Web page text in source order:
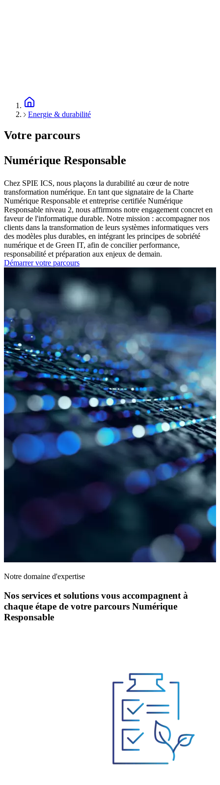
Energie & durabilité
Votre parcours
Numérique Responsable
Chez SPIE ICS, nous plaçons la durabilité au cœur de notre
transformation numérique. En tant que signataire de la Charte
Numérique Responsable et entreprise certifiée Numérique
Responsable niveau 2, nous affirmons notre engagement concret en
faveur de l'informatique durable. Notre mission : accompagner nos
clients dans la transformation de leurs systèmes informatiques vers
des modèles plus durables, en intégrant les principes de sobriété
numérique et de Green IT, afin de concilier performance,
responsabilité et préparation aux enjeux de demain.
Démarrer votre parcours
Notre domaine d'expertise
Nos services et solutions vous accompagnent à
chaque étape de votre parcours Numérique
Responsable